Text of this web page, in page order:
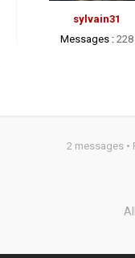
sylvain31
Messages : 228
2 messages •